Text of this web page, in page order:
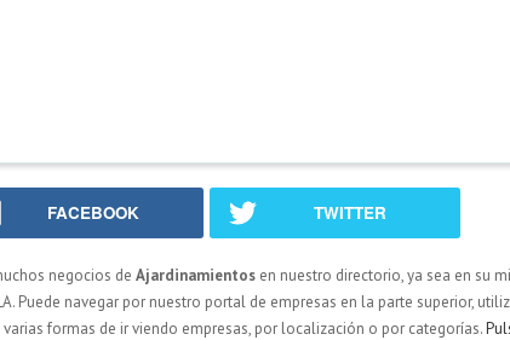
FACEBOOK TWITTER
negocios de Ajardinamientos en nuestro directorio, ya sea en su
Puede navegar por nuestro portal de empresas en la parte superior,
formas de ir viendo empresas, por localización o por categorías.